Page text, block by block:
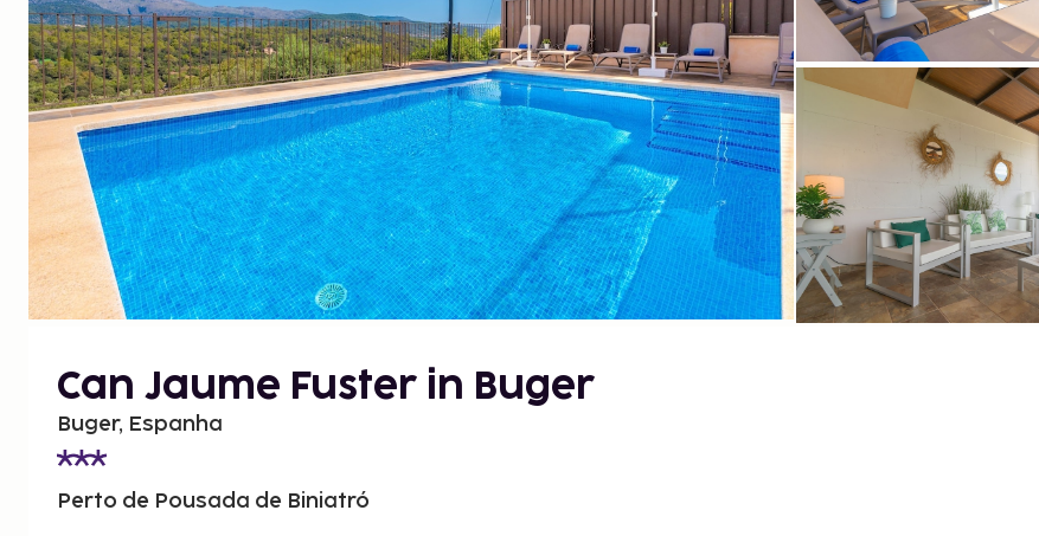
Can Jaume Fuster in Buger
Buger, Espanha
Perto de Pousada de Biniatró